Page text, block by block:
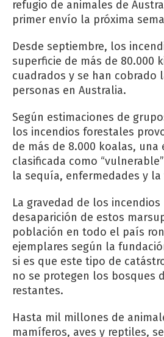
refugio de animales de
primer envío la próxima
Desde septiembre, los
superficie de más de 80.000
cuadrados y se han cobrado
personas en Australia.
Según estimaciones de
los incendios forestales
de más de 8.000 koalas, una
clasificada como
la sequía, enfermedades y
La gravedad de los
desaparición de estos
población en todo el país
ejemplares según la
si es que este tipo de
no se protegen los bosques
restantes.
Hasta mil millones de
mamíferos, aves y reptiles,